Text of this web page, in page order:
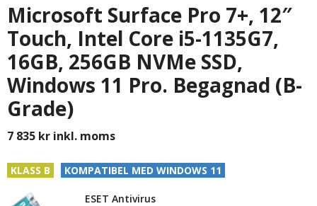
Microsoft Surface Pro 7+, 12″
Touch, Intel Core i5-1135G7,
16GB, 256GB NVMe SSD,
Windows 11 Pro. Begagnad (B-
Grade)
7 835 kr inkl. moms
KLASS B KOMPATIBEL MED WINDOWS 11
ESET Antivirus